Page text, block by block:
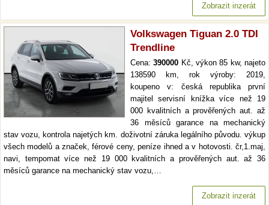
Zobrazit inzerát
Volkswagen Tiguan 2.0 TDI
Trendline
Cena:390000 Kč, výkon 85 kw, najeto
138590 km, rok výroby: 2019,
koupeno v: česká republika první
majitel servisní knížka více než 19
000 kvalitních a prověřených aut. až
36 měsíců garance na mechanický
stav vozu, kontrola najetých km. doživotní záruka legálního původu. výkup
všech modelů a značek, férové ceny, peníze ihned a v hotovosti. čr,1.maj,
navi, tempomat více než 19 000 kvalitních a prověřených aut. až 36
měsíců garance na mechanický stav vozu,…
Zobrazit inzerát